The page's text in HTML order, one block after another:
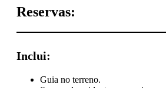
Reservas:
Inclui:
Guia no terreno.